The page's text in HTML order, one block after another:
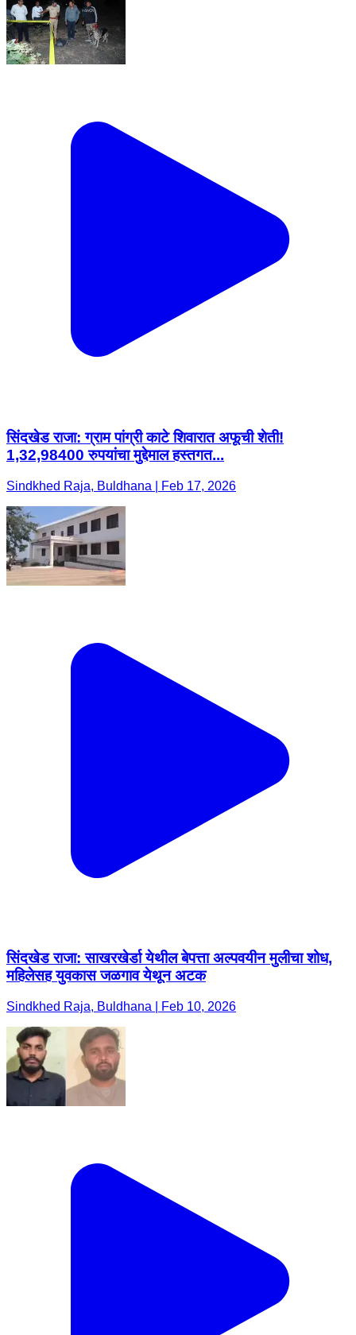
सिंदखेड राजा: ग्राम पांग्री काटे शिवारात अफूची शेती!
1,32,98400 रुपयांचा मुद्देमाल हस्तगत...
Sindkhed Raja, Buldhana | Feb 17, 2026
सिंदखेड राजा: साखरखेर्डा येथील बेपत्ता अल्पवयीन मुलीचा शोध,
महिलेसह युवकास जळगाव येथून अटक
Sindkhed Raja, Buldhana | Feb 10, 2026